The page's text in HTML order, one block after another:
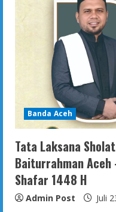
Banda Aceh
Tata Laksana
Baiturrahman Aceh
Shafar 1448 H
Admin Post Juli